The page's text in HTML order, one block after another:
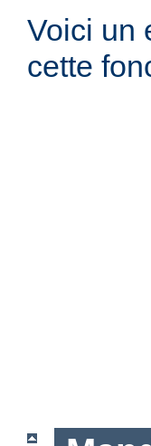
Voici un
cette